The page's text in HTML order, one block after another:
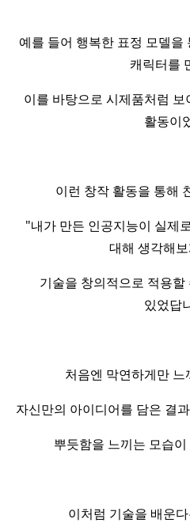
예를 들어 행복한 표정 모델
캐릭터를
이를 바탕으로 시제품처럼
활동이
이런 창작 활동을 통해
"내가 만든 인공지능이 실제
대해 생각해
기술을 창의적으로 적용
있었답
처음엔 막연하게만
자신만의 아이디어를 담은 결
뿌듯함을 느끼는 모습
이처럼 기술을 배운